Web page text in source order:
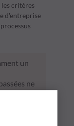
critères
d'entreprise
un
ne